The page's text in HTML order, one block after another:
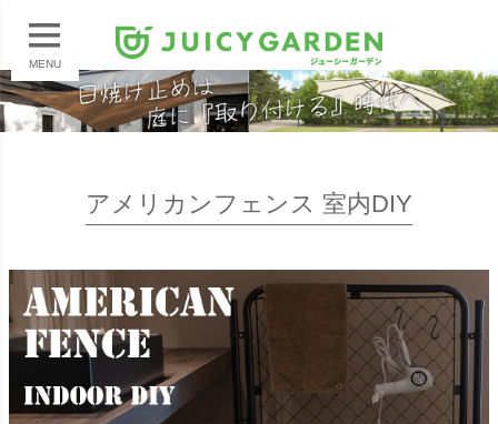
MENU
アメリカンフェンス 室内DIY